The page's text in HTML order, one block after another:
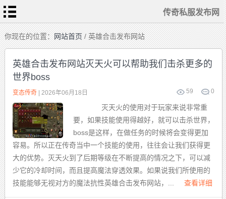
传奇私服发布网
首
页
传
奇
私
服
变
态
传
奇
1.76
复
古
迷
失
传
奇
单
职
业
传
奇
你现在的位置：网站首页/ 英雄合击发布网站
英雄合击发布网站灭天火可以帮助我们击杀更多的
世界boss
59 0
变态传奇| 2026年06月18日
灭天火的使用对于玩家来说非常重
要，如果技能使用得越好，就可以击杀世界，
boss是这样，在做任务的时候将会变得更加
容易。所以正在传奇当中一个技能的使用，往往会让我们获得更
大的优势。灭天火到了后期等级在不断提高的情况之下，可以减
少它的冷却时间，而且提高魔法穿透效果。如果说我们所使用的
技能能够无视对方的魔法抗性英雄合击发布网站，...
查看详细